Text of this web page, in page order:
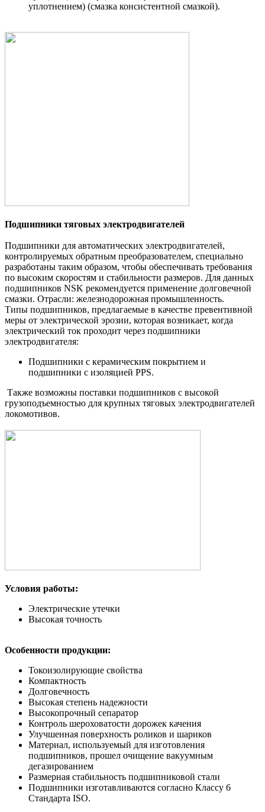
уплотнением) (смазка консистентной смазкой).
Подшипники тяговых электродвигателей
Подшипники для автоматических электродвигателей,
контролируемых обратным преобразователем, специально
разработаны таким образом, чтобы обеспечивать требования
по высоким скоростям и стабильности размеров. Для данных
подшипников NSK рекомендуется применение долговечной
смазки. Отрасли: железнодорожная промышленность.
Типы подшипников, предлагаемые в качестве превентивной
меры от электрической эрозии, которая возникает, когда
электрический ток проходит через подшипники
электродвигателя:
Подшипники с керамическим покрытием и
подшипники с изоляцией PPS.
Также возможны поставки подшипников с высокой
грузоподъемностью для крупных тяговых электродвигателей
локомотивов.
Условия работы:
Электрические утечки
Высокая точность
Особенности продукции:
Токоизолирующие свойства
Компактность
Долговечность
Высокая степень надежности
Высокопрочный сепаратор
Контроль шероховатости дорожек качения
Улучшенная поверхность роликов и шариков
Материал, используемый для изготовления
подшипников, прошел очищение вакуумным
дегазированием
Размерная стабильность подшипниковой стали
Подшипники изготавливаются согласно Классу 6
Стандарта ISO.